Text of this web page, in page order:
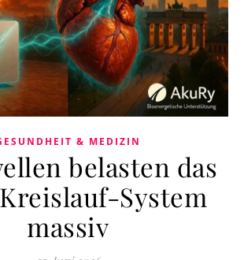
& MEDIZIN
belasten das
System
massiv